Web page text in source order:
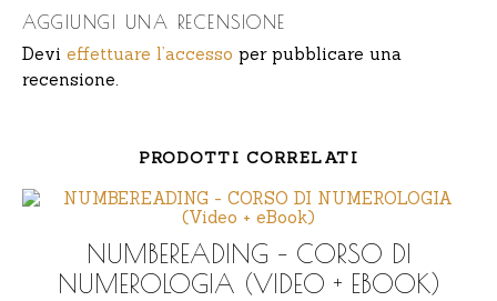
AGGIUNGI UNA RECENSIONE
Devi effettuare l’accesso per pubblicare una
recensione.
PRODOTTI CORRELATI
NUMBEREADING – CORSO DI
NUMEROLOGIA (VIDEO + EBOOK)